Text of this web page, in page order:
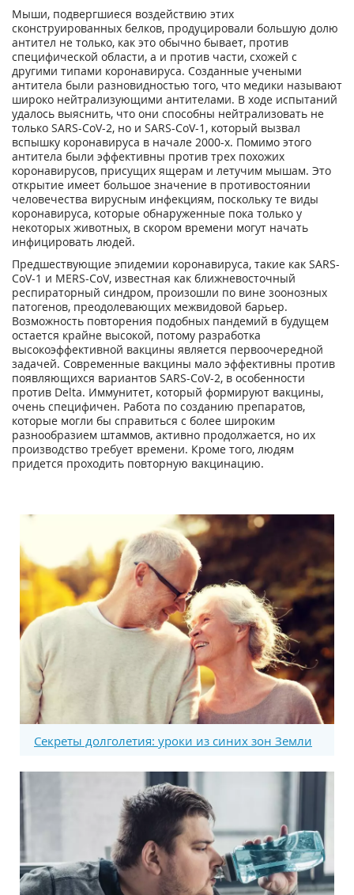
Мыши, подвергшиеся воздействию этих
сконструированных белков, продуцировали большую долю
антител не только, как это обычно бывает, против
специфической области, а и против части, схожей с
другими типами коронавируса. Созданные учеными
антитела были разновидностью того, что медики называют
широко нейтрализующими антителами. В ходе испытаний
удалось выяснить, что они способны нейтрализовать не
только SARS-CoV-2, но и SARS-CoV-1, который вызвал
вспышку коронавируса в начале 2000-х. Помимо этого
антитела были эффективны против трех похожих
коронавирусов, присущих ящерам и летучим мышам. Это
открытие имеет большое значение в противостоянии
человечества вирусным инфекциям, поскольку те виды
коронавируса, которые обнаруженные пока только у
некоторых животных, в скором времени могут начать
инфицировать людей.
Предшествующие эпидемии коронавируса, такие как SARS-
CoV-1 и MERS-CoV, известная как ближневосточный
респираторный синдром, произошли по вине зоонозных
патогенов, преодолевающих межвидовой барьер.
Возможность повторения подобных пандемий в будущем
остается крайне высокой, потому разработка
высокоэффективной вакцины является первоочередной
задачей. Современные вакцины мало эффективны против
появляющихся вариантов SARS-CoV-2, в особенности
против Delta. Иммунитет, который формируют вакцины,
очень специфичен. Работа по созданию препаратов,
которые могли бы справиться с более широким
разнообразием штаммов, активно продолжается, но их
производство требует времени. Кроме того, людям
придется проходить повторную вакцинацию.
Секреты долголетия: уроки из синих зон Земли